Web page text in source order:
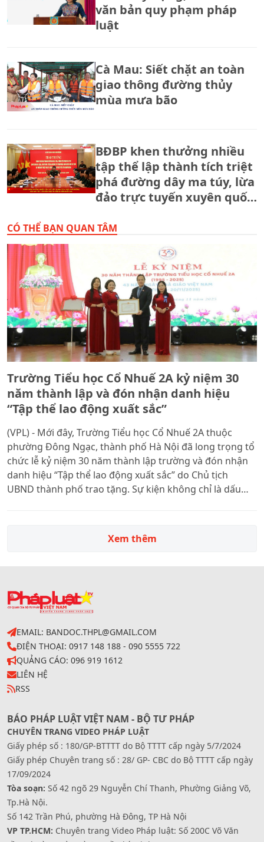
văn bản quy phạm pháp
luật
Cà Mau: Siết chặt an toàn
giao thông đường thủy
mùa mưa bão
BĐBP khen thưởng nhiều
tập thể lập thành tích triệt
phá đường dây ma túy, lừa
đảo trực tuyến xuyên quốc
CÓ THỂ BẠN QUAN TÂM
Trường Tiểu học Cổ Nhuế 2A kỷ niệm 30
năm thành lập và đón nhận danh hiệu
“Tập thể lao động xuất sắc”
(VPL) - Mới đây, Trường Tiểu học Cổ Nhuế 2A thuộc
phường Đông Ngạc, thành phố Hà Nội đã long trọng tổ
chức lễ kỷ niệm 30 năm thành lập trường và đón nhận
danh hiệu “Tập thể lao động xuất sắc” do Chủ tịch
UBND thành phố trao tặng. Sự kiện không chỉ là dấu
xây dựng nên một địa chỉ giáo dục uy tín của Thủ đô.
Xem thêm
EMAIL: BANDOC.THPL@GMAIL.COM
ĐIỆN THOẠI: 0917 148 188 - 090 5555 722
QUẢNG CÁO: 096 919 1612
LIÊN HỆ
RSS
BÁO PHÁP LUẬT VIỆT NAM - BỘ TƯ PHÁP
CHUYÊN TRANG VIDEO PHÁP LUẬT
Giấy phép số : 180/GP-BTTTT do Bộ TTTT cấp ngày 5/7/2024
Giấy phép Chuyên trang số : 28/ GP- CBC do Bộ TTTT cấp ngày
17/09/2024
Tòa soạn: Số 42 ngõ 29 Nguyễn Chí Thanh, Phường Giảng Võ,
Tp.Hà Nội.
Số 142 Trần Phú, phường Hà Đông, TP Hà Nội
VP TP.HCM: Chuyên trang Video Pháp luật: Số 200C Võ Văn